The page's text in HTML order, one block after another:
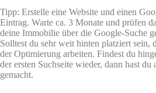
Tipp: Erstelle eine Website und einen
Eintrag. Warte ca. 3 Monate und prüfen
deine Immobilie über die Google-Suche
Solltest du sehr weit hinten platziert sein,
der Optimierung arbeiten. Findest du
der ersten Suchseite wieder, dann hast du
gemacht.